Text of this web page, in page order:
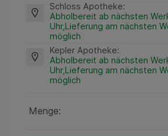
Schloss Apotheke:
Abholbereit ab nächsten
Uhr,Lieferung am nächsten
möglich
Kepler Apotheke:
Abholbereit ab nächsten
Uhr,Lieferung am nächsten
möglich
Menge: